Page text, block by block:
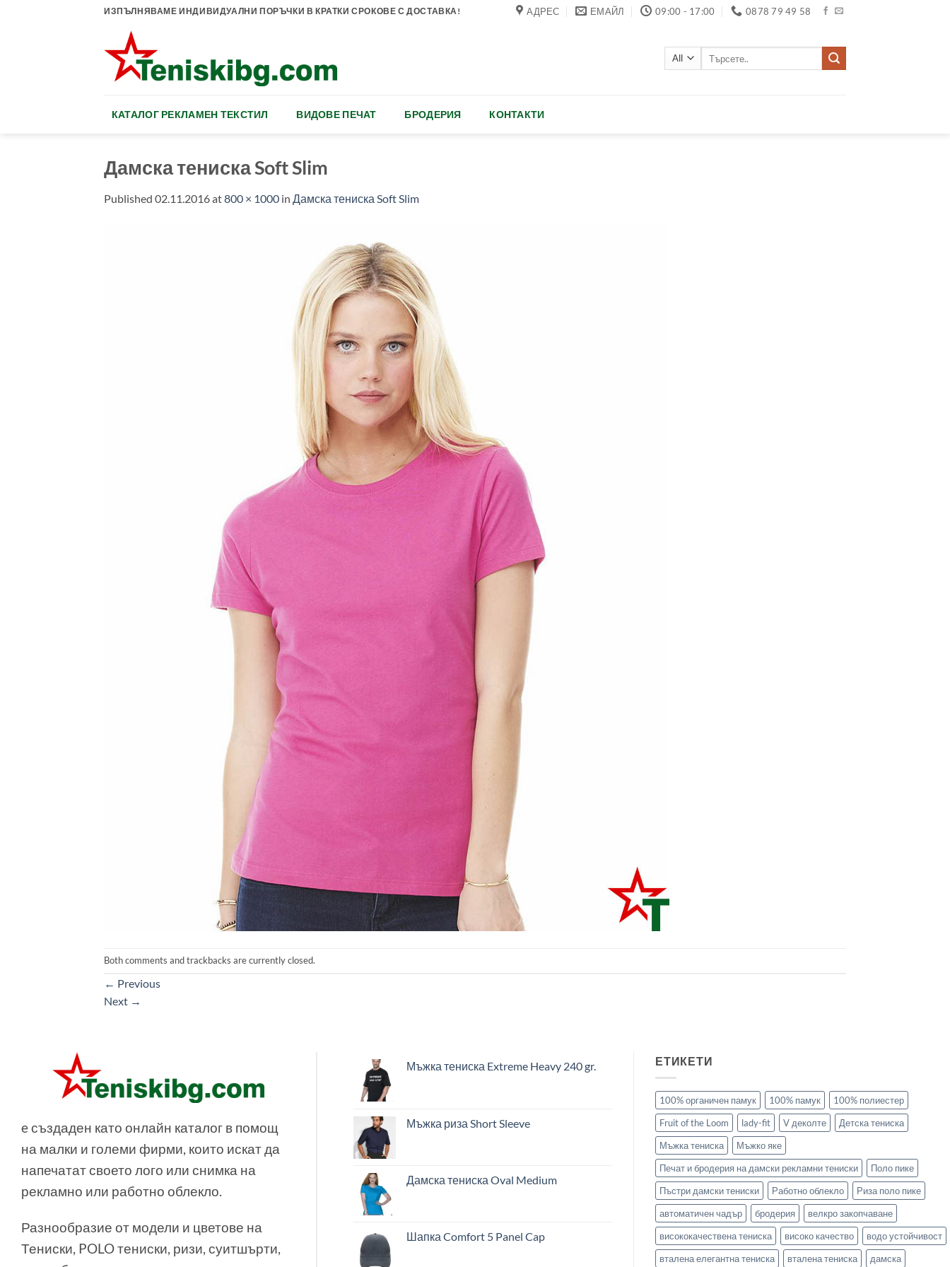
ИЗПЪЛНЯВАМЕ ИНДИВИДУАЛНИ ПОРЪЧКИ В КРАТКИ СРОКОВЕ С ДОСТАВКА! АДРЕС ЕМАЙЛ 09:00 - 17:00 0878 79 49 58
КАТАЛОГ РЕКЛАМЕН ТЕКСТИЛ ВИДОВЕ ПЕЧАТ БРОДЕРИЯ КОНТАКТИ
Дамска тениска Soft Slim
Published 02.11.2016at800 × 1000 in Дамска тениска Soft Slim
Both comments and trackbacks are currently closed.
← Previous
Next →
e създаден като онлайн каталог в помощ
на малки и големи фирми, които искат да
напечатат своето лого или снимка на
рекламно или работно облекло.
Разнообразие от модели и цветове на
Тениски, POLO тениски, ризи, суитшърти,
Мъжка тениска Extreme Heavy 240 gr.
Мъжка риза Short Sleeve
Дамска тениска Oval Medium
Шапка Comfort 5 Panel Cap
ЕТИКЕТИ
100% органичен памук 100% памук
100% полиестер
Fruit of the Loom
lady-fit V деколте
Детска тениска
Мъжка тениска
Мъжко яке
Печат и бродерия на дамски рекламни тениски
Поло пике
Пъстри дамски тениски
Работно облекло
Риза поло пике
автоматичен чадър
бродерия
велкро закопчаване
висококачествена тениска
високо качество
водо устойчивост
вталена елегантна тениска
вталена тениска дамска